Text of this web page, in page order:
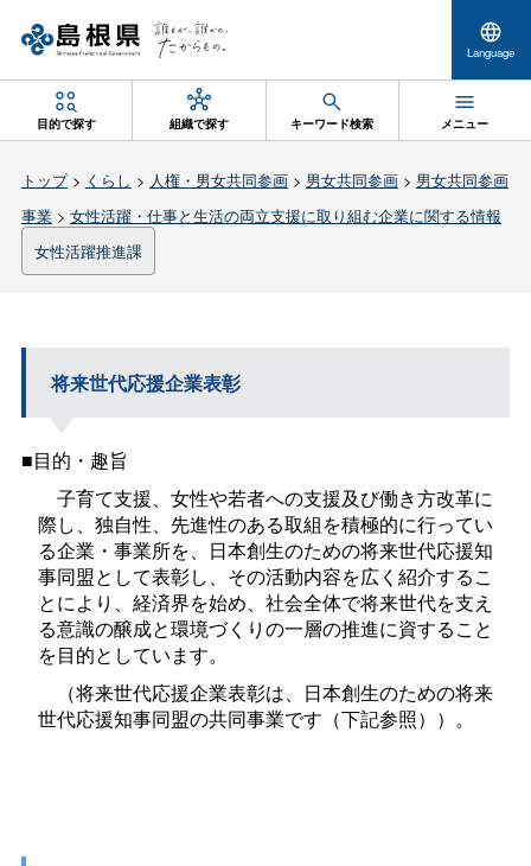
Language
目的で探す 組織で探す キーワード検索 メニュー
トップ> くらし > 人権・男女共同参画> 男女共同参画> 男女共同参画
事業> 女性活躍・仕事と生活の両立支援に取り組む企業に関する情報
女性活躍推進課
将来世代応援企業表彰
■目的・趣旨
子育て支援、女性や若者への支援及び働き方改革に
際し、独自性、先進性のある取組を積極的に行ってい
る企業・事業所を、日本創生のための将来世代応援知
事同盟として表彰し、その活動内容を広く紹介するこ
とにより、経済界を始め、社会全体で将来世代を支え
る意識の醸成と環境づくりの一層の推進に資すること
を目的としています。
（将来世代応援企業表彰は、日本創生のための将来
世代応援知事同盟の共同事業です（下記参照））。